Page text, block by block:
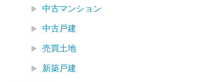
中古マンション
中古戸建
売買土地
新築戸建